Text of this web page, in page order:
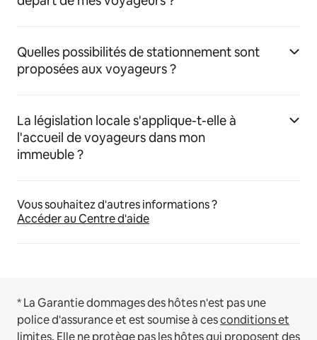
Quelles possibilités de stationnement sont
proposées aux voyageurs ?
La législation locale s'applique-t-elle à
l'accueil de voyageurs dans mon
immeuble ?
Vous souhaitez d'autres informations ?
Accéder au Centre d'aide
* La Garantie dommages des hôtes n'est pas une
police d'assurance et est soumise à cesconditions et
limites. Elle ne protège pas les hôtes qui proposent des